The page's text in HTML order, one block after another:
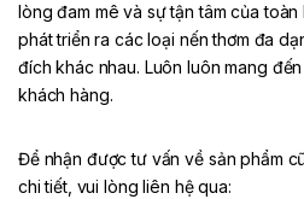
lòng đam mê và sự tận tâm của
phát triển ra các loại nến thơm đa
đích khác nhau. Luôn luôn mang
khách hàng.
Để nhận được tư vấn về sản phẩm
chi tiết, vui lòng liên hệ qua: